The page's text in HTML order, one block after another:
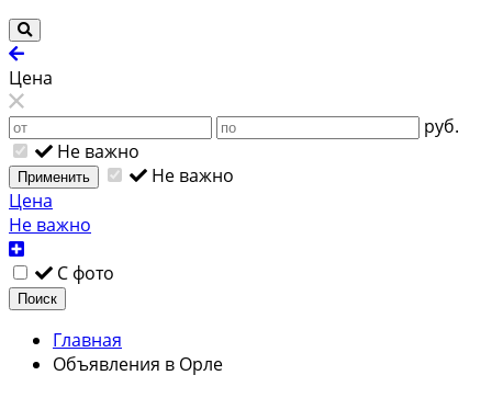
Цена
руб.
Не важно
Применить
Не важно
Цена
Не важно
С фото
Поиск
Главная
Объявления в Орле